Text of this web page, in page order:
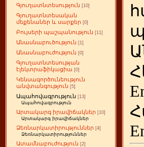
Գյուղատնտեսություն [10]
Գյուղատնտեսական
մեքենաներ և սարքեր [0]
Բույսերի պաշպանություն [11]
Անասնաբուծություն [1]
Անասնաբուժություն [0]
Գյուղատնտեսության
էլեկտրաֆիկացիա [0]
Կենսագործունեություն
անվտանգություն [5]
Ապահովագրություն [13]
Ապահովագրություն
Արտակարգ իրավիճակներ [10]
Արտակարգ իրավիճակներ
Ձեռնարկատիրություններ [4]
Ձեռնարկատիրություններ
Ատամնաբուժություն [2]